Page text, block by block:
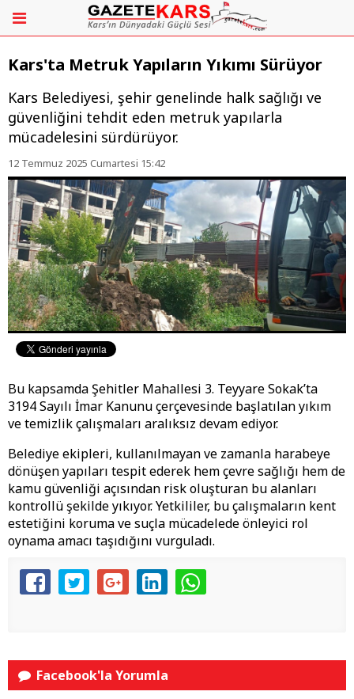
Kars'ta Metruk Yapıların Yıkımı Sürüyor
Kars Belediyesi, şehir genelinde halk sağlığı ve
güvenliğini tehdit eden metruk yapılarla
mücadelesini sürdürüyor.
12 Temmuz 2025 Cumartesi 15:42
Bu kapsamda Şehitler Mahallesi 3. Teyyare Sokak’ta
3194 Sayılı İmar Kanunu çerçevesinde başlatılan yıkım
ve temizlik çalışmaları aralıksız devam ediyor.
Belediye ekipleri, kullanılmayan ve zamanla harabeye
dönüşen yapıları tespit ederek hem çevre sağlığı hem de
kamu güvenliği açısından risk oluşturan bu alanları
kontrollü şekilde yıkıyor. Yetkililer, bu çalışmaların kent
estetiğini koruma ve suçla mücadelede önleyici rol
oynama amacı taşıdığını vurguladı.
Facebook'la Yorumla